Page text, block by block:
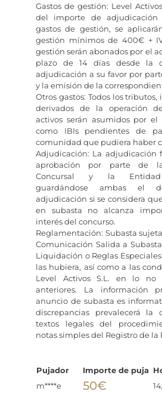
Gastos de gestión: Level
del importe de
gastos de gestión, se
gestión mínimos de 400€ +
gestión serán abonados por el
plazo de 14 días desde la
adjudicación a su favor por
y la emisión de la
Otros gastos: Todos los
derivados de la operación
activos serán asumidos por el
como IBIs pendientes de
comunidad que pudiera haber
Adjudicación: La adjudicación
aprobación por parte de la
Concursal y la Entidad
guardándose ambas el
adjudicación si se considera
en subasta no alcanza
interés del concurso.
Reglamentación: Subasta
Comunicación Salida a
Liquidación o Reglas
las hubiera, así como a las
Level Activos S.L. en lo no
anteriores. La información
anuncio de subasta es
discrepancias prevalecerá la
textos legales del
notas simples del Registro de la
Pujador Importe de puja
m****e
50€